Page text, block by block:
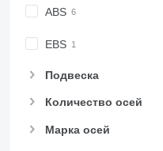
ABS
EBS
Подвеска
Количество осей
Марка осей